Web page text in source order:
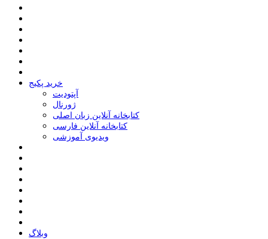
خرید پکیج
ﺁﭘﺘﻮﺩﯾﺖ
ﮊﻭﺭﻧﺎﻝ
کتابخانه آنلاین زبان اصلی
کتابخانه آنلاین فارسی
ویدیوی آموزشی
وبلاگ